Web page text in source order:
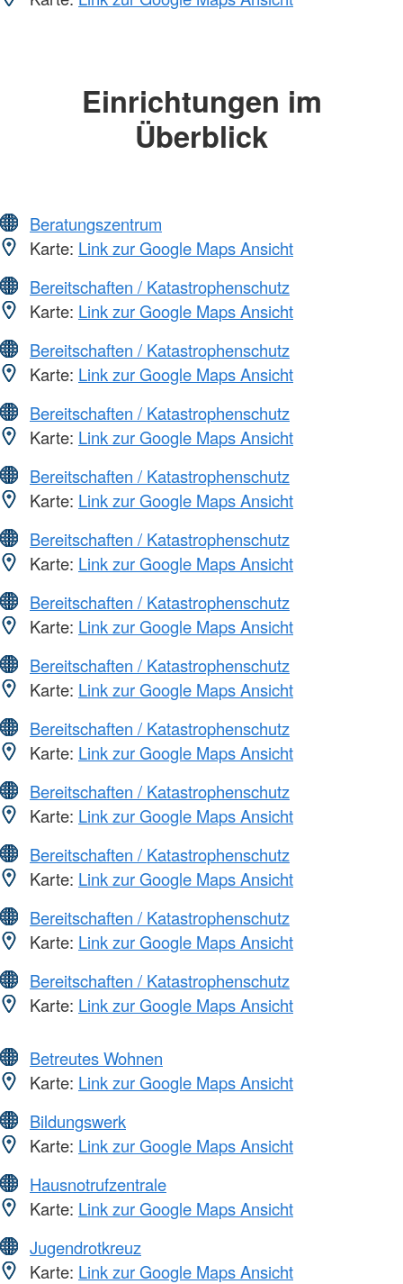
Einrichtungen im
Überblick
Beratungszentrum
Karte: Link zur Google Maps Ansicht
Bereitschaften / Katastrophenschutz
Karte: Link zur Google Maps Ansicht
Bereitschaften / Katastrophenschutz
Karte: Link zur Google Maps Ansicht
Bereitschaften / Katastrophenschutz
Karte: Link zur Google Maps Ansicht
Bereitschaften / Katastrophenschutz
Karte: Link zur Google Maps Ansicht
Bereitschaften / Katastrophenschutz
Karte: Link zur Google Maps Ansicht
Bereitschaften / Katastrophenschutz
Karte: Link zur Google Maps Ansicht
Bereitschaften / Katastrophenschutz
Karte: Link zur Google Maps Ansicht
Bereitschaften / Katastrophenschutz
Karte: Link zur Google Maps Ansicht
Bereitschaften / Katastrophenschutz
Karte: Link zur Google Maps Ansicht
Bereitschaften / Katastrophenschutz
Karte: Link zur Google Maps Ansicht
Bereitschaften / Katastrophenschutz
Karte: Link zur Google Maps Ansicht
Bereitschaften / Katastrophenschutz
Karte: Link zur Google Maps Ansicht
Betreutes Wohnen
Karte: Link zur Google Maps Ansicht
Bildungswerk
Karte: Link zur Google Maps Ansicht
Hausnotrufzentrale
Karte: Link zur Google Maps Ansicht
Jugendrotkreuz
Karte: Link zur Google Maps Ansicht